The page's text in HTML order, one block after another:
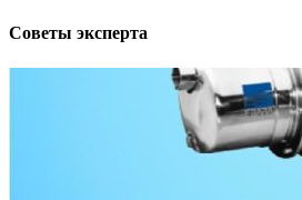
Советы эксперта